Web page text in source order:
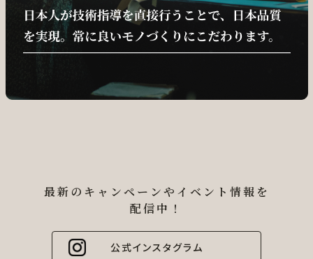
最新のキャンペーンやイベント情報を
配信中！
公式インスタグラム